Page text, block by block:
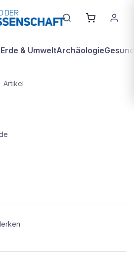
Erde & UmweltArchäologie
Artikel